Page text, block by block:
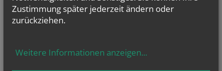
Zustimmung später jederzeit ändern oder
zurückziehen.
Weitere Informationen anzeigen...